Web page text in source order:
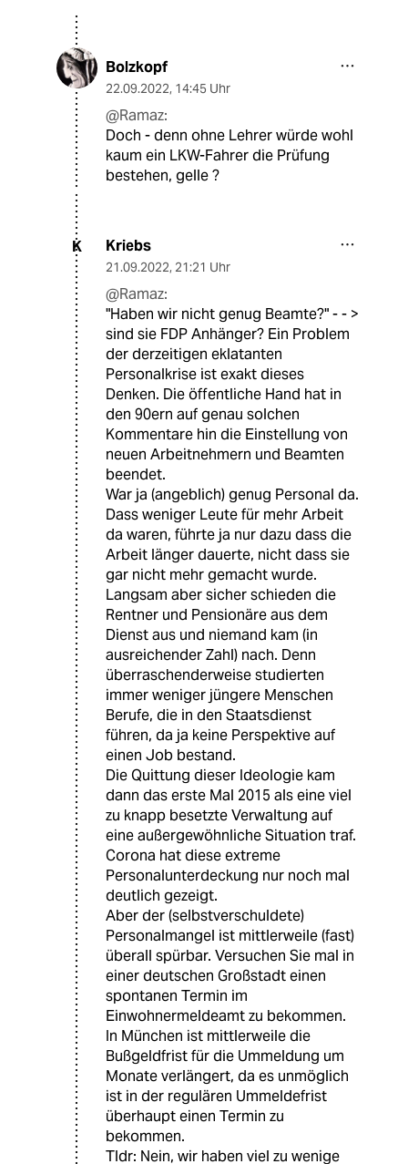
Bolzkopf
22.09.2022, 14:45 Uhr
@Ramaz:
Doch - denn ohne Lehrer würde wohl
kaum ein LKW-Fahrer die Prüfung
bestehen, gelle ?
K Kriebs
21.09.2022, 21:21 Uhr
@Ramaz:
"Haben wir nicht genug Beamte?" - - >
sind sie FDP Anhänger? Ein Problem
der derzeitigen eklatanten
Personalkrise ist exakt dieses
Denken. Die öffentliche Hand hat in
den 90ern auf genau solchen
Kommentare hin die Einstellung von
neuen Arbeitnehmern und Beamten
beendet.
War ja (angeblich) genug Personal da.
Dass weniger Leute für mehr Arbeit
da waren, führte ja nur dazu dass die
Arbeit länger dauerte, nicht dass sie
gar nicht mehr gemacht wurde.
Langsam aber sicher schieden die
Rentner und Pensionäre aus dem
Dienst aus und niemand kam (in
ausreichender Zahl) nach. Denn
überraschenderweise studierten
immer weniger jüngere Menschen
Berufe, die in den Staatsdienst
führen, da ja keine Perspektive auf
einen Job bestand.
Die Quittung dieser Ideologie kam
dann das erste Mal 2015 als eine viel
zu knapp besetzte Verwaltung auf
eine außergewöhnliche Situation traf.
Corona hat diese extreme
Personalunterdeckung nur noch mal
deutlich gezeigt.
Aber der (selbstverschuldete)
Personalmangel ist mittlerweile (fast)
überall spürbar. Versuchen Sie mal in
einer deutschen Großstadt einen
spontanen Termin im
Einwohnermeldeamt zu bekommen.
In München ist mittlerweile die
Bußgeldfrist für die Ummeldung um
Monate verlängert, da es unmöglich
ist in der regulären Ummeldefrist
überhaupt einen Termin zu
bekommen.
Tldr: Nein, wir haben viel zu wenige